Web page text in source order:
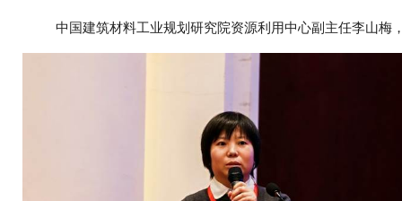
中国建筑材料工业规划研究院资源利用中心副主任李山梅